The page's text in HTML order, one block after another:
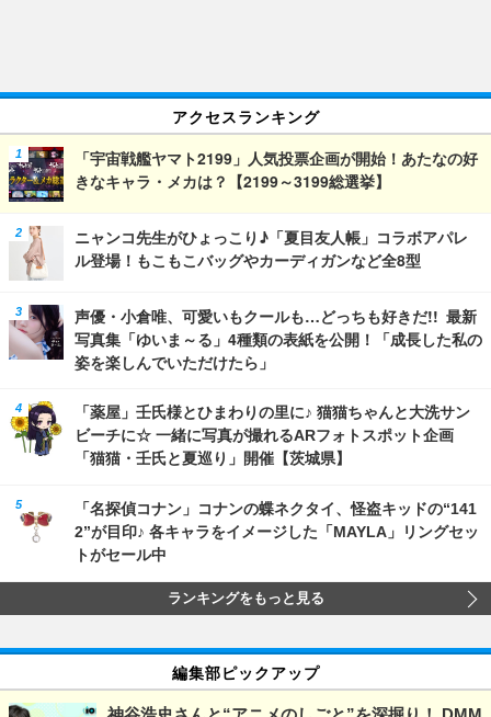
アクセスランキング
「宇宙戦艦ヤマト2199」人気投票企画が開始！あたなの好
きなキャラ・メカは？【2199～3199総選挙】
ニャンコ先生がひょっこり♪「夏目友人帳」コラボアパレ
ル登場！もこもこバッグやカーディガンなど全8型
声優・小倉唯、可愛いもクールも…どっちも好きだ!! 最新
写真集「ゆいま～る」4種類の表紙を公開！「成長した私の
姿を楽しんでいただけたら」
「薬屋」壬氏様とひまわりの里に♪ 猫猫ちゃんと大洗サン
ビーチに☆ 一緒に写真が撮れるARフォトスポット企画
「猫猫・壬氏と夏巡り」開催【茨城県】
「名探偵コナン」コナンの蝶ネクタイ、怪盗キッドの“141
2”が目印♪ 各キャラをイメージした「MAYLA」リングセッ
トがセール中
ランキングをもっと見る
編集部ピックアップ